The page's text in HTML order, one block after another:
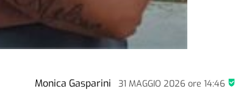
Monica Gasparini 31 MAGGIO 2026ore 14:46